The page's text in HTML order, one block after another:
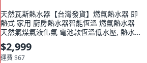
天然瓦斯熱水器【台灣發貨】燃氣熱水器 即
熱式 家用 廚房熱水器智能恆溫 燃氣熱水器
天然氣煤氣液化氣 電池款恆溫低水壓, 熱水器
液化氣12升
$2,999
運費 $67